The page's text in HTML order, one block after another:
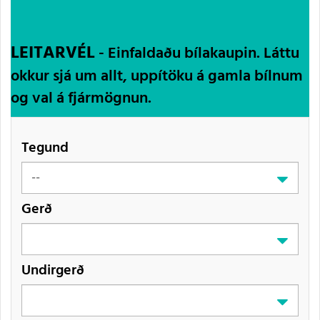
LEITARVÉL- Einfaldaðu bílakaupin. Láttu
okkur sjá um allt, uppítöku á gamla bílnum
og val á fjármögnun.
Tegund
Gerð
Undirgerð